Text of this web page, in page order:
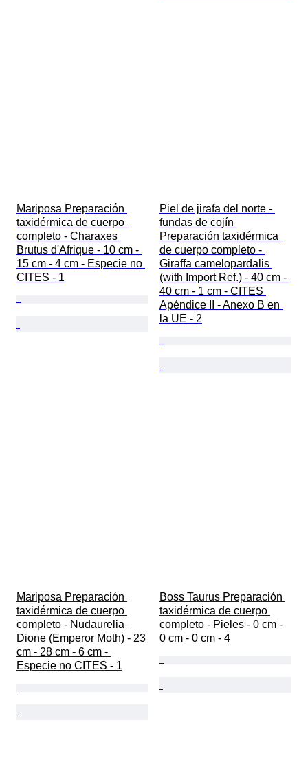
Mariposa Preparación
taxidérmica de cuerpo
completo - Charaxes
Brutus d'Afrique - 10 cm -
15 cm - 4 cm - Especie no
CITES - 1
Piel de jirafa del norte -
fundas de cojín
Preparación taxidérmica
de cuerpo completo -
Giraffa camelopardalis
(with Import Ref.) - 40 cm -
40 cm - 1 cm - CITES
Apéndice II - Anexo B en
la UE - 2
Mariposa Preparación
taxidérmica de cuerpo
completo - Nudaurelia
Dione (Emperor Moth) - 23
cm - 28 cm - 6 cm -
Especie no CITES - 1
Boss Taurus Preparación
taxidérmica de cuerpo
completo - Pieles - 0 cm -
0 cm - 0 cm - 4